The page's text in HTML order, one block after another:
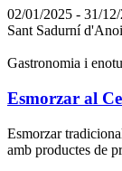
02/01/2025 - 31/
Sant Sadurní
Gastronomia i
Esmorzar al
Esmorzar
amb productes de